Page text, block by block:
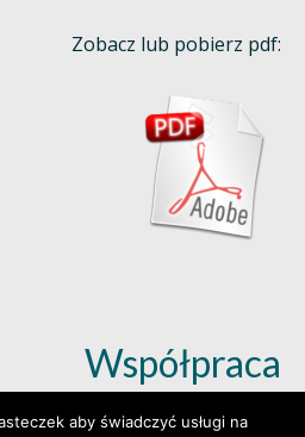
Zobacz lub pobierz pdf:
Współpraca
aby świadczyć usługi na